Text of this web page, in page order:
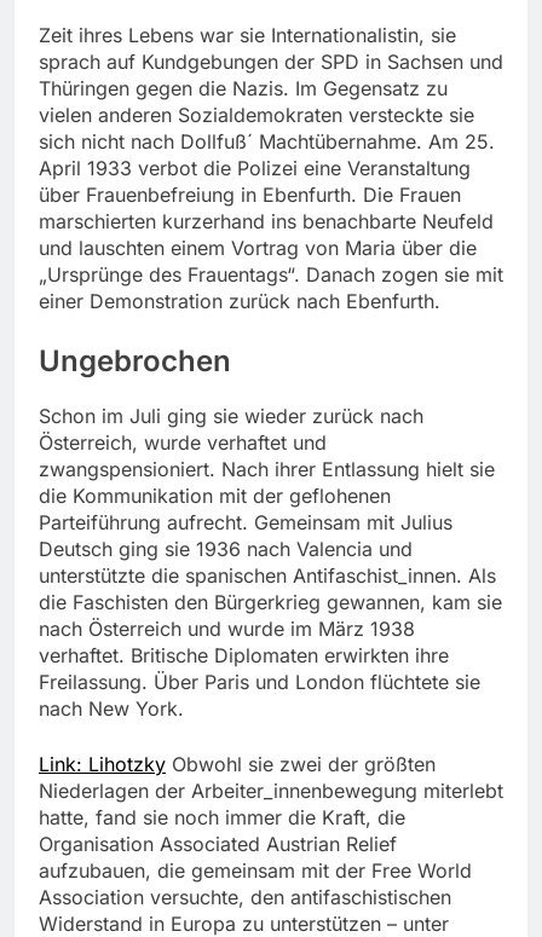
Zeit ihres Lebens war sie Internationalistin, sie
sprach auf Kundgebungen der SPD in Sachsen und
Thüringen gegen die Nazis. Im Gegensatz zu
vielen anderen Sozialdemokraten versteckte sie
sich nicht nach Dollfuß´ Machtübernahme. Am 25.
April 1933 verbot die Polizei eine Veranstaltung
über Frauenbefreiung in Ebenfurth. Die Frauen
marschierten kurzerhand ins benachbarte Neufeld
und lauschten einem Vortrag von Maria über die
„Ursprünge des Frauentags“. Danach zogen sie mit
einer Demonstration zurück nach Ebenfurth.
Ungebrochen
Schon im Juli ging sie wieder zurück nach
Österreich, wurde verhaftet und
zwangspensioniert. Nach ihrer Entlassung hielt sie
die Kommunikation mit der geflohenen
Parteiführung aufrecht. Gemeinsam mit Julius
Deutsch ging sie 1936 nach Valencia und
unterstützte die spanischen Antifaschist_innen. Als
die Faschisten den Bürgerkrieg gewannen, kam sie
nach Österreich und wurde im März 1938
verhaftet. Britische Diplomaten erwirkten ihre
Freilassung. Über Paris und London flüchtete sie
nach New York.
Link: Lihotzky Obwohl sie zwei der größten
Niederlagen der Arbeiter_innenbewegung miterlebt
hatte, fand sie noch immer die Kraft, die
Organisation Associated Austrian Relief
aufzubauen, die gemeinsam mit der Free World
Association versuchte, den antifaschistischen
Widerstand in Europa zu unterstützen – unter